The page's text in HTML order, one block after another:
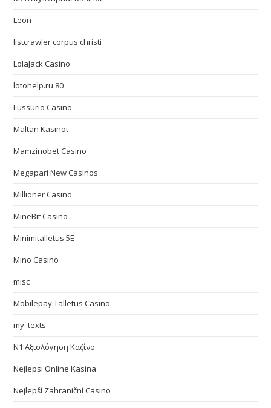
Leon
listcrawler corpus christi
LolaJack Casino
lotohelp.ru 80
Lussurio Casino
Maltan Kasinot
Mamzinobet Casino
Megapari New Casinos
Millioner Casino
MineBit Casino
Minimitalletus 5E
Mino Casino
misc
Mobilepay Talletus Casino
my_texts
N1 Αξιολόγηση Καζίνο
Nejlepsi Online Kasina
Nejlepší Zahraniční Casino